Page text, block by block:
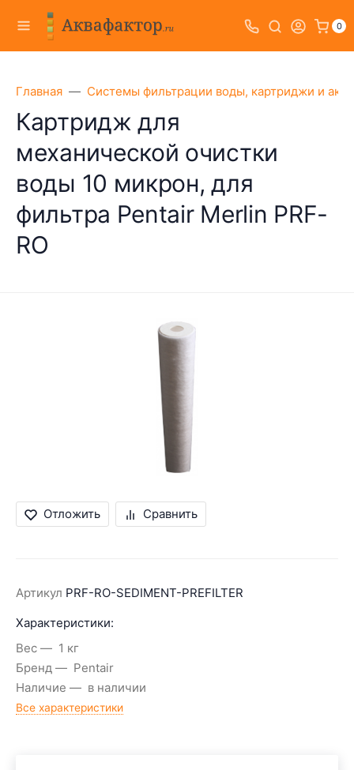
0
Главная Системы фильтрации воды, картриджи и
Картридж для
механической очистки
воды 10 микрон, для
фильтра Pentair Merlin PRF-
RO
Отложить Сравнить
Артикул PRF-RO-SEDIMENT-PREFILTER
Характеристики:
Вес
1 кг
Бренд
Pentair
Наличие
в наличии
Все характеристики